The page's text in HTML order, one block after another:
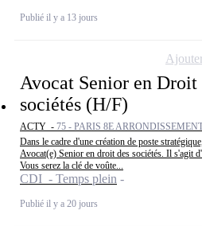
Publié il y a 13 jours
Avocat Senior en Droit
sociétés (H/F)
ACTY - 75 - PARIS 8E
Dans le cadre d'une création de poste
Avocat(e) Senior en droit des sociétés. Il s'agit
Vous serez la clé de voûte...
CDI - Temps plein
Publié il y a 20 jours